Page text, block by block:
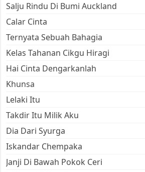
Salju Rindu Di Bumi Auckland
Calar Cinta
Ternyata Sebuah Bahagia
Kelas Tahanan Cikgu Hiragi
Hai Cinta Dengarkanlah
Khunsa
Lelaki Itu
Takdir Itu Milik Aku
Dia Dari Syurga
Iskandar Chempaka
Janji Di Bawah Pokok Ceri